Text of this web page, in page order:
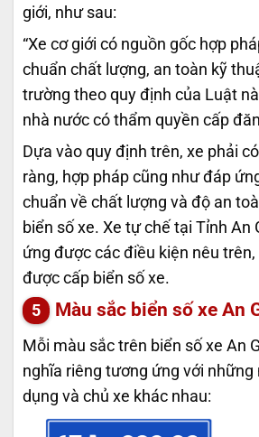
giới, như sau:
“Xe cơ giới có nguồn gốc hợp
chuẩn chất lượng, an toàn kỹ
trường theo quy định của Luật
nhà nước có thẩm quyền cấp
Dựa vào quy định trên, xe phải
ràng, hợp pháp cũng như đáp
chuẩn về chất lượng và độ an
biển số xe. Xe tự chế tại Tỉnh An
ứng được các điều kiện nêu
được cấp biển số xe.
Màu sắc biển số xe An
Mỗi màu sắc trên biển số xe An
nghĩa riêng tương ứng với
dụng và chủ xe khác nhau: